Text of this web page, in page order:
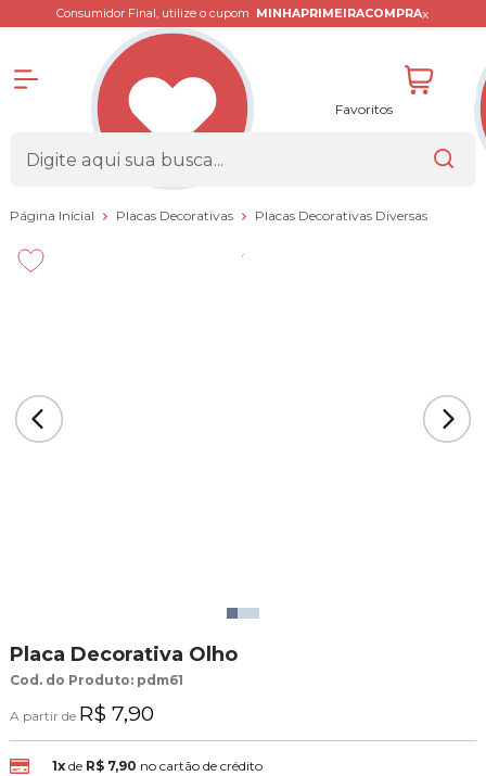
Consumidor Final, utilize o cupom MINHAPRIMEIRACOMPRAx
Favoritos
Página Inicial Placas Decorativas Placas Decorativas Diversas
Placa Decorativa Olho
Cod. do Produto: pdm61
A partir de R$ 7,90
1xde R$ 7,90 no cartão de crédito